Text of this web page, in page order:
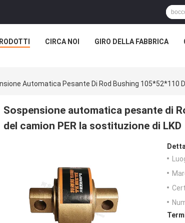
CIRCA NOI GIRO DELLA FABBRICA
Automatica Pesante Di Rod Bushing 105*52*110
Sospensione automatica pesante di
del camion PER la sostituzione di LKD